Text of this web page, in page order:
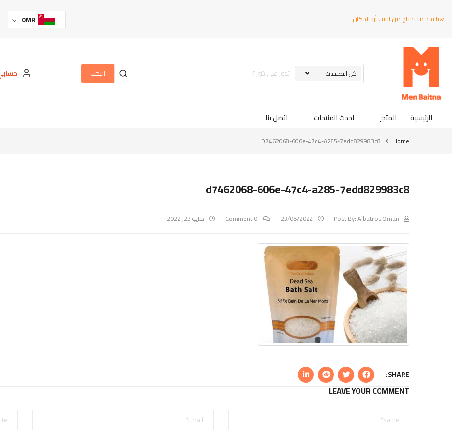
هنا تجد ما تحتاج من البيت أو الدكان OMR
البحث
الرئيسية المتجر احدث المنتجات اتصل بنا
Home
D7462068-606e-47c4-A285-7edd829983c8
d7462068-606e-47c4-a285-7edd829983c8
Post By:Albatros Oman
23/05/2022 مايو 23, 2022
SHARE:
LEAVE YOUR COMMENT